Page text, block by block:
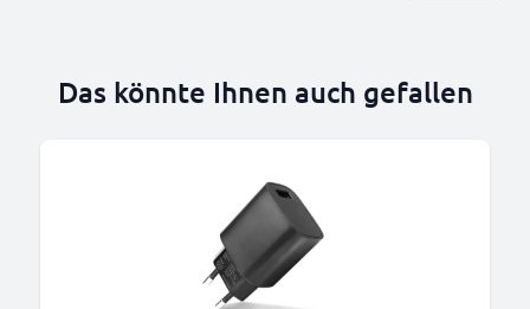
Das könnte Ihnen auch gefallen